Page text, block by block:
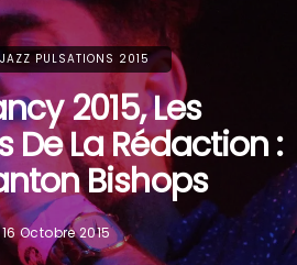
PULSATIONS 2015
2015, Les
De La Rédaction :
Bishops
16 Octobre 2015